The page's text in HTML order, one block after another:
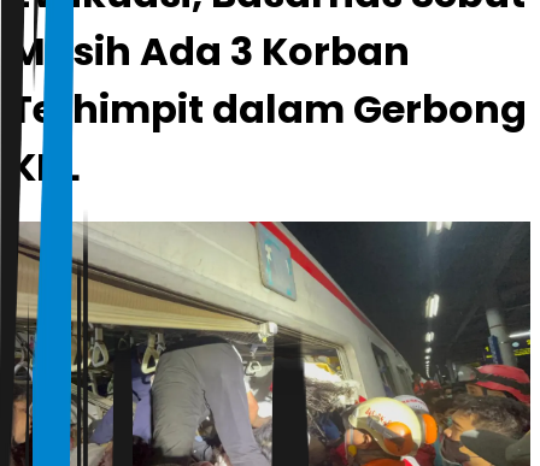
Masih Ada 3 Korban
Terhimpit dalam Gerbong
KRL